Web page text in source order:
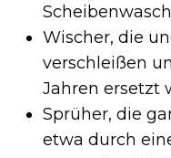
Wischer, die
verschleißen
Jahren ersetzt
Sprüher, die
etwa durch